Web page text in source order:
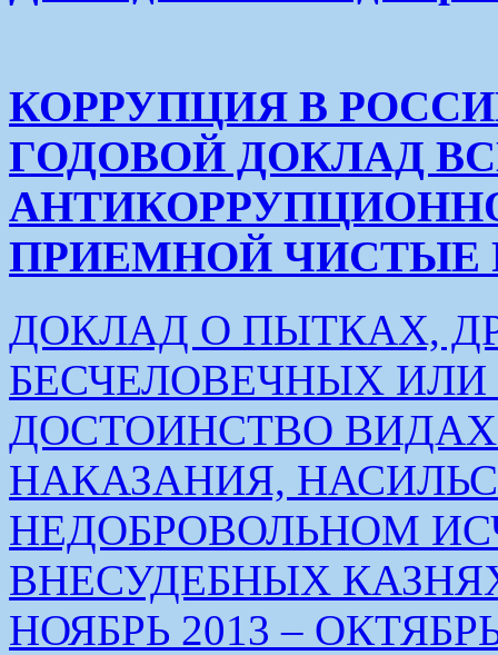
КОРРУПЦИЯ В
ГОДОВОЙ ДОКЛАД
ПРИЕМНОЙ ЧИСТЫЕ
ДОКЛАД О ПЫТКАХ,
БЕСЧЕЛОВЕЧНЫХ
ДОСТОИНСТВО
НАКАЗАНИЯ,
НЕДОБРОВОЛЬНОМ
ВНЕСУДЕБНЫХ
НОЯБРЬ 2013 – ОКТЯБРЬ